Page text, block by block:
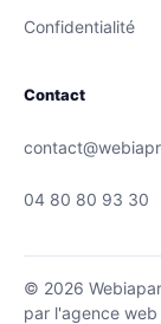
Confidentialité
Contact
04 80 80 93 30
© 2026
par l'agence